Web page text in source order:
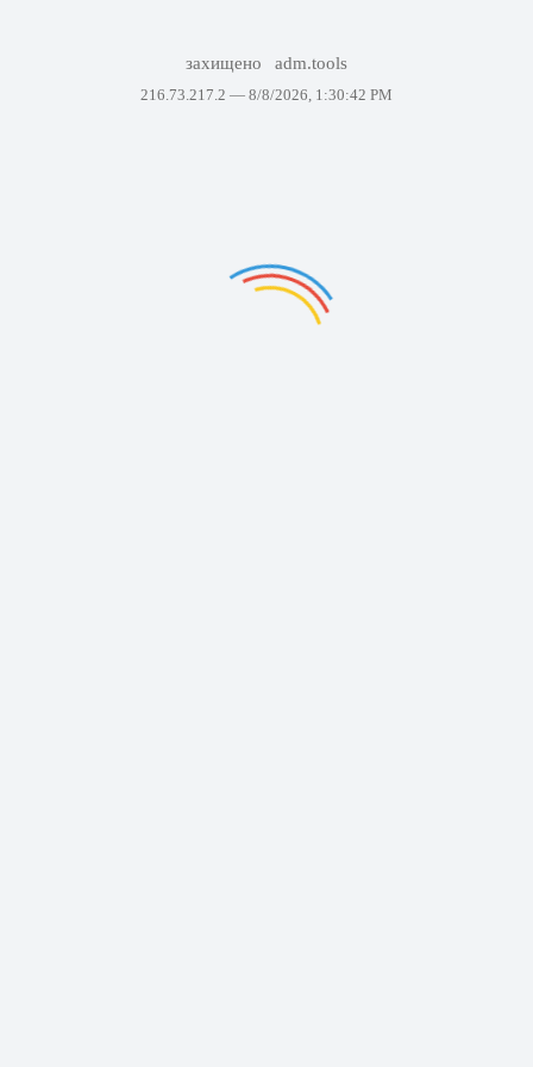
захищено adm.tools
216.73.217.2 — 8/8/2026, 1:30:42 PM